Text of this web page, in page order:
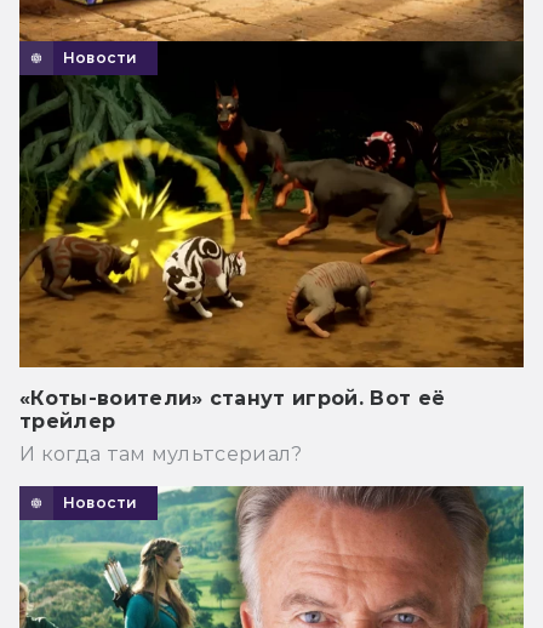
Новости
«Коты-воители» станут игрой. Вот её
трейлер
И когда там мультсериал?
Новости